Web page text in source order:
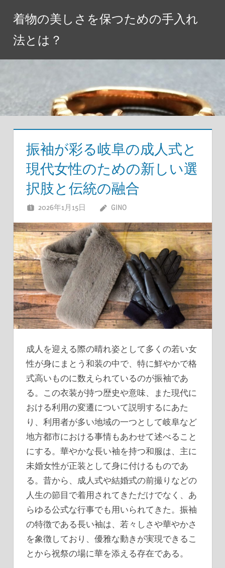
ス
キ
着物の美しさを保つための手入れ
法とは？
振袖が彩る岐阜の成人式と
現代女性のための新しい選
択肢と伝統の融合
2026年1月15日 GINO
成人を迎える際の晴れ姿として多くの若い女
性が身にまとう和装の中で、特に鮮やかで格
式高いものに数えられているのが振袖であ
る。 この衣装が持つ歴史や意味、また現代に
おける利用の変遷について説明するにあた
り、利用者が多い地域の一つとして岐阜など
地方都市における事情もあわせて述べること
にする。華やかな長い袖を持つ和服は、主に
未婚女性が正装として身に付けるものであ
る。昔から、成人式や結婚式の前撮りなどの
人生の節目で着用されてきただけでなく、あ
らゆる公式な行事でも用いられてきた。振袖
の特徴である長い袖は、若々しさや華やかさ
を象徴しており、優雅な動きが実現できるこ
とから祝祭の場に華を添える存在である。